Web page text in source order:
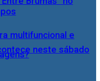
multifuncional e
neste sábado